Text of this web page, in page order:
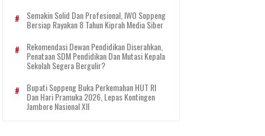
Semakin Solid Dan Profesional, IWO Soppeng
Bersiap Rayakan 8 Tahun Kiprah Media Siber
Rekomendasi Dewan Pendidikan Diserahkan,
Penataan SDM Pendidikan Dan Mutasi Kepala
Sekolah Segera Bergulir?
Bupati Soppeng Buka Perkemahan HUT RI
Dan Hari Pramuka 2026, Lepas Kontingen
Jambore Nasional XII